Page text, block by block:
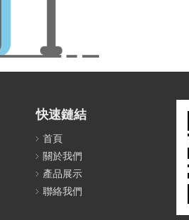
快速鏈結
首頁
關於我們
產品展示
聯絡我們